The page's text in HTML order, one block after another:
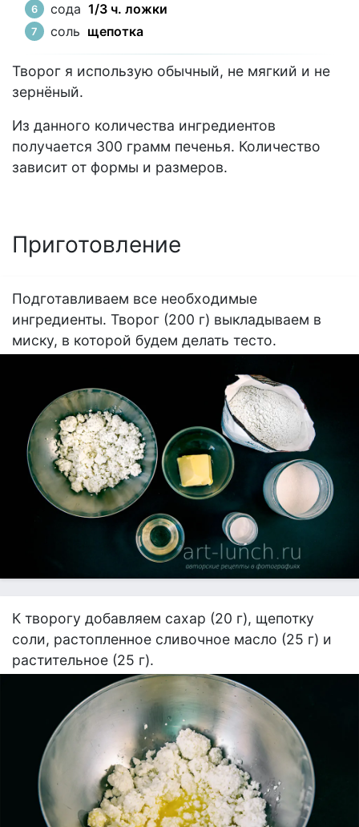
сода 1/3 ч. ложки
соль щепотка
Творог я использую обычный, не мягкий и не
зернёный.
Из данного количества ингредиентов
получается 300 грамм печенья. Количество
зависит от формы и размеров.
Приготовление
Подготавливаем все необходимые
ингредиенты. Творог (200 г) выкладываем в
миску, в которой будем делать тесто.
К творогу добавляем сахар (20 г), щепотку
соли, растопленное сливочное масло (25 г) и
растительное (25 г).